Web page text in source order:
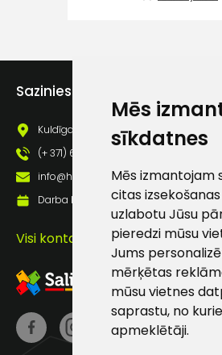
Mēs
sīkdatnes
Mēs izmantojam
citas
uzlabotu Jūsu
pieredzi mūsu
Jums
mērķētas
mūsu vietnes
saprastu, no
apmeklētāji.
Sazinies ar mums
Kuldīgas iela 69a, Saldus, Saldus nov.,
(+ 371) 63 881 186
info@hards.lv
Darba laiks: Darbadienās: 8:00 - 17:00
Visi kontakti
186